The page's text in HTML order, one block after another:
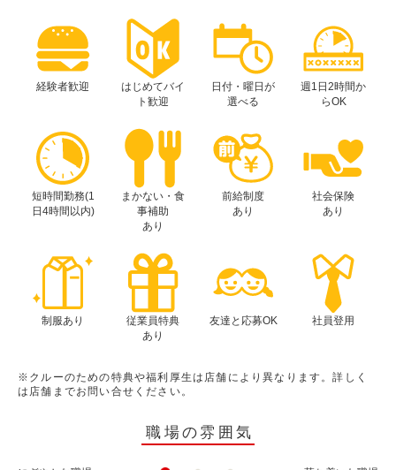
経験者歓迎
はじめてバイ
ト歓迎
日付・曜日が
選べる
週1日2時間か
らOK
短時間勤務(1
日4時間以内)
まかない・食
事補助
あり
前給制度
あり
社会保険
あり
制服あり
従業員特典
あり
友達と応募OK 社員登用
※クルーのための特典や福利厚生は店舗により異なります。詳しく
は店舗までお問い合せください。
職場の雰囲気